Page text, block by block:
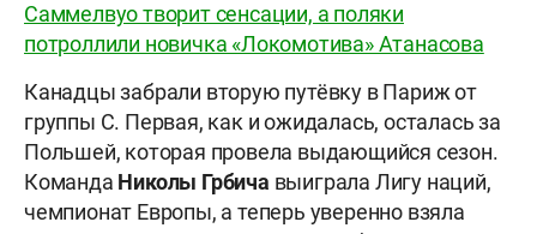
Саммелвуо творит сенсации, а поляки
потроллили новичка «Локомотива» Атанасова
Канадцы забрали вторую путёвку в Париж от
группы С. Первая, как и ожидалась, осталась за
Польшей, которая провела выдающийся сезон.
Команда Николы Грбича выиграла Лигу наций,
чемпионат Европы, а теперь уверенно взяла